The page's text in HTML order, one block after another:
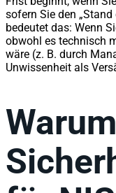
sofern Sie den
bedeutet das: Wenn
obwohl es technisch
wäre (z. B. durch
Unwissenheit als